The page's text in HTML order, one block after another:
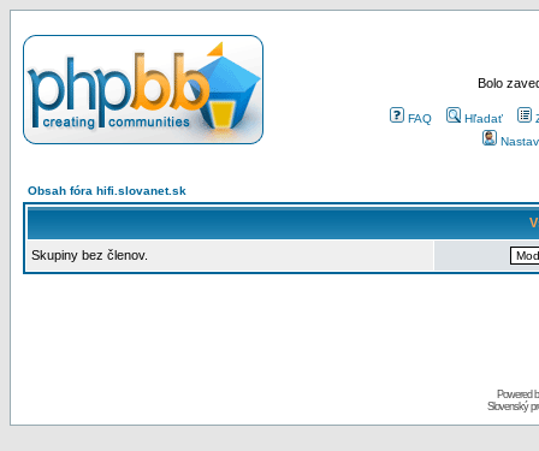
Bolo
FAQ Hľadať
Obsah fóra hifi.slovanet.sk
Skupiny bez členov.
Powered
Slovenský